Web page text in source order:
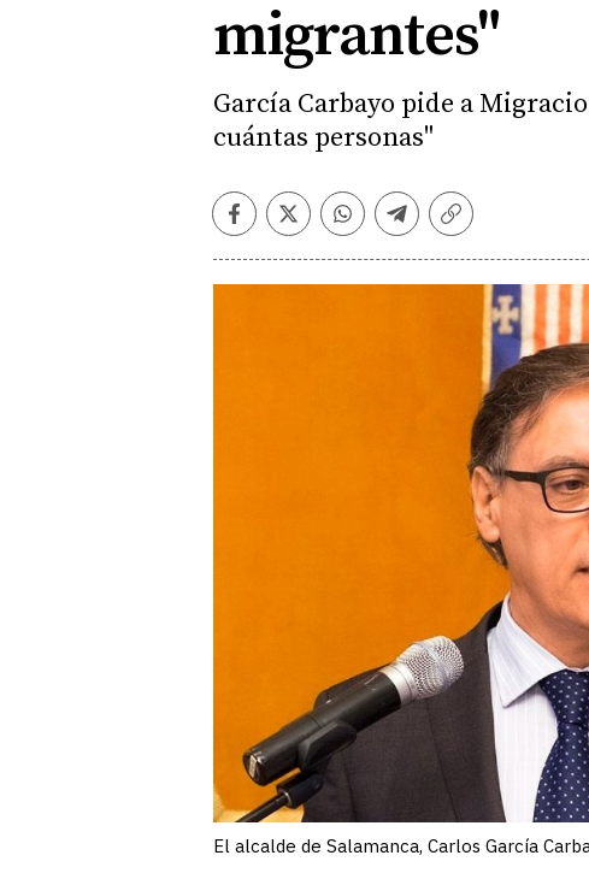
migrantes"
García Carbayo pide a
cuántas personas"
Facebook
TwitterWhatsapp
Telegram
Copiar
El alcalde de Salamanca, Carlos García